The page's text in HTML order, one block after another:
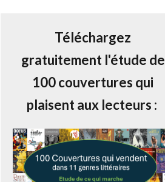
Téléchargez
gratuitement l'étude de
100 couvertures qui
plaisent aux lecteurs :